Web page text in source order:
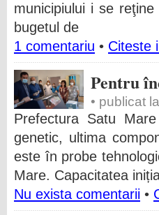
municipiului i se
bugetul de
1 comentariu • Citeste
Pentru
• publicat
Prefectura Satu
genetic, ultima
este în probe
Mare. Capacitatea
Nu exista comentarii •